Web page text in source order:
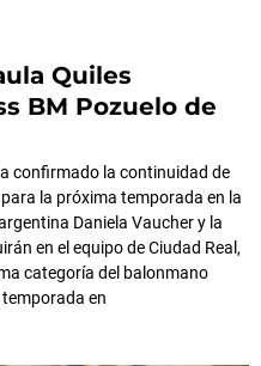
Quiles
BM Pozuelo de
confirmado la continuidad de
la próxima temporada en la
Daniela Vaucher y la
en el equipo de Ciudad Real,
categoría del balonmano
en